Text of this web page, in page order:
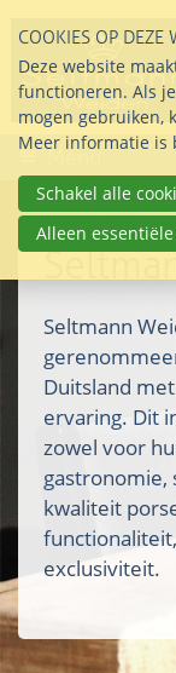
links
over
Direct
naar
inhoud
Direct
naar
het
Menu
Seltmann
Duitsland
ervaring. Dit
zowel voor
gastronomie,
kwaliteit
exclusiviteit.
COOKIES OP DEZE
Deze website
functioneren. Als
mogen gebruiken,
Meer informatie is
Schakel alle
Alleen essentiële